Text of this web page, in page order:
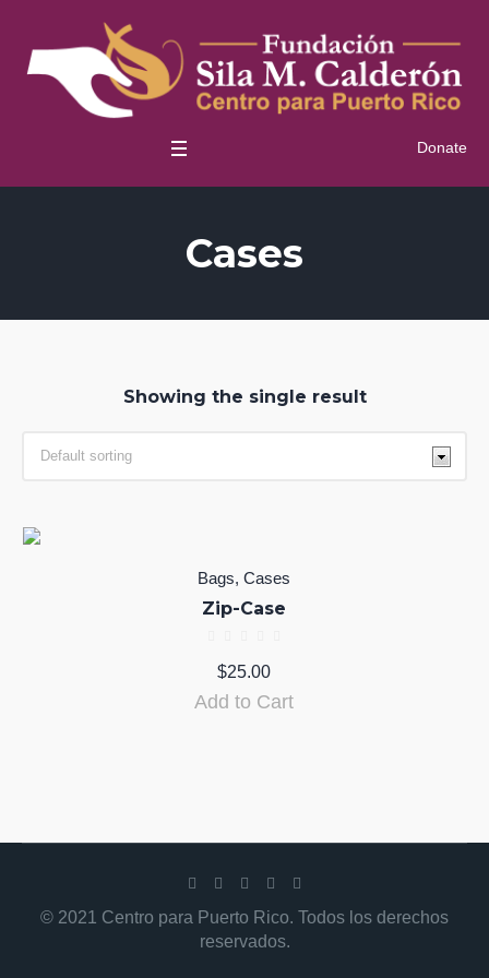
Donate
Cases
Showing the single result
Bags,Cases
Zip-Case
$25.00
Add to Cart
© 2021 Centro para Puerto Rico. Todos los derechos
reservados.